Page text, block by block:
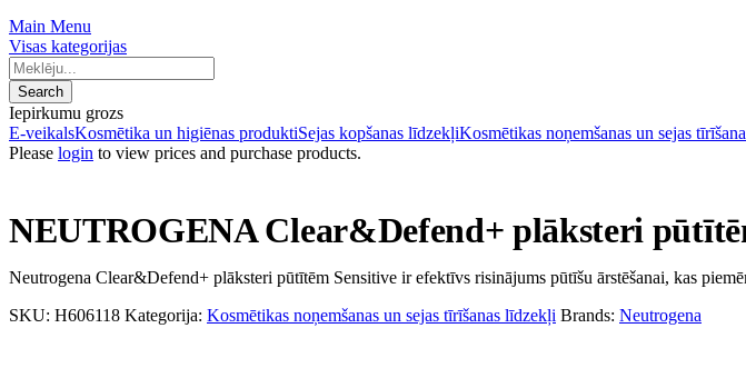
Main Menu
Visas kategorijas
Search
Iepirkumu grozs
E-veikalsKosmētika un higiēnas produktiSejas kopšanas līdzekļiKosmētikas noņemšanas un sejas
Please login to view prices and purchase products.
NEUTROGENA Clear&Defend+ plāksteri
Neutrogena Clear&Defend+ plāksteri pūtītēm Sensitive ir efektīvs risinājums pūtīšu ārstēšanai, kas
SKU: H606118 Kategorija: Kosmētikas noņemšanas un sejas tīrīšanas līdzekļi Brands: Neutrogena